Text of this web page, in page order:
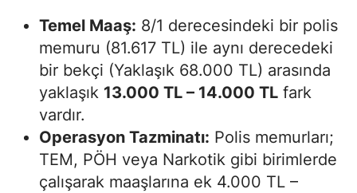
Temel Maaş: 8/1 derecesindeki bir polis
memuru (81.617 TL) ile aynı derecedeki
bir bekçi (Yaklaşık 68.000 TL) arasında
yaklaşık 13.000 TL – 14.000 TL fark
vardır.
Operasyon Tazminatı: Polis memurları;
TEM, PÖH veya Narkotik gibi birimlerde
çalışarak maaşlarına ek 4.000 TL –